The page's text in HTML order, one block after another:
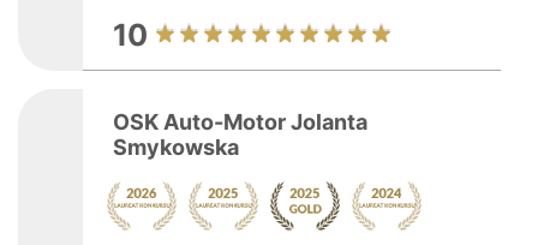
10
OSK Auto-Motor Jolanta
Smykowska